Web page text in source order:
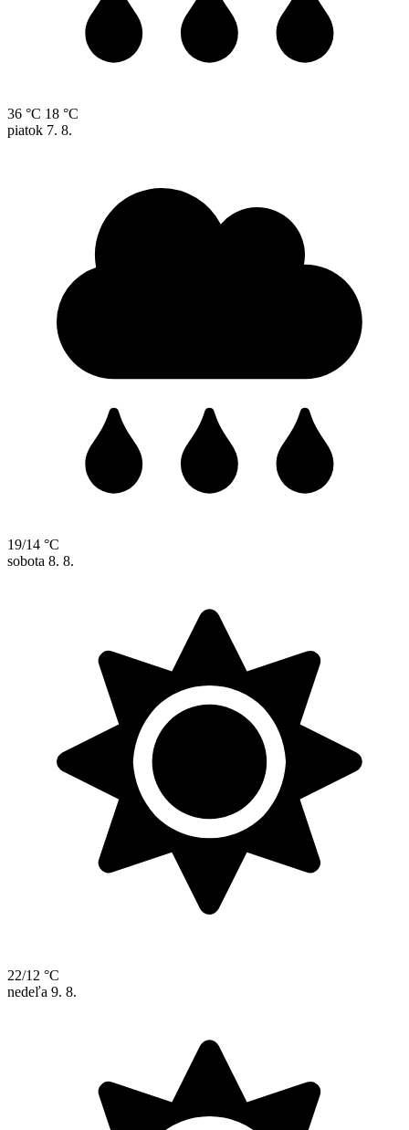
36 °C 18 °C
piatok 7. 8.
19/14 °C
sobota 8. 8.
22/12 °C
nedeľa 9. 8.